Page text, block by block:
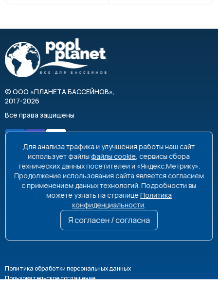
© ООО «ПЛАНЕТА БАССЕЙНОВ»,
2017-2026
Все права защищены
8 495 663-99-48
8 800 350-99-08
info@poolplanet.ru
г. Москва, проспект Мира, д. 61
Пн-Пт 9:00-18:00 Сб-Вс выходной
Политика обработки персональных данных
Пользовательское соглашение
Для анализа трафика и улучшения работы наш сайт
использует файлы файлы cookie, сервисы сбора
технических данных посетителей и «Яндекс.Метрику».
Продолжение использования сайта является согласием
с применением данных технологий. Подробности вы
можете узнать на страницеПолитика
конфиденциальности.
Я согласен / согласна